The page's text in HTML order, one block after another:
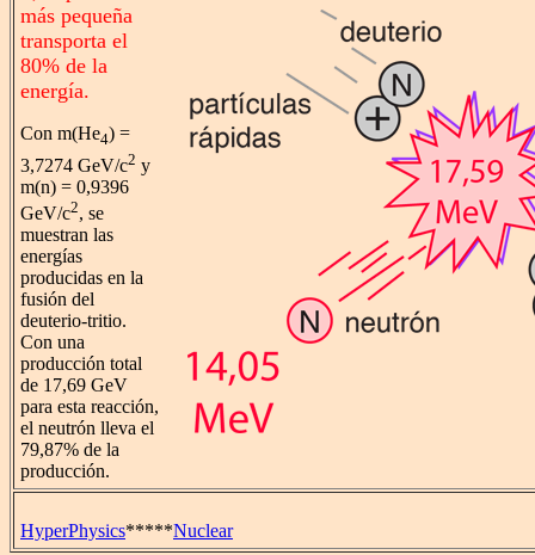
más pequeña
transporta el
80% de la
energía.
Con m(He4) =
3,7274 GeV/c2 y
m(n) = 0,9396
GeV/c2, se
muestran las
energías
producidas en la
fusión del
deuterio-tritio.
Con una
producción total
de 17,69 GeV
para esta reacción,
el neutrón lleva el
79,87% de la
producción.
HyperPhysics*****Nuclear